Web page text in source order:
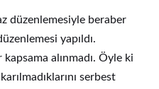
düzenlemesiyle beraber
yapıldı.
alınmadı. Öyle ki
serbest